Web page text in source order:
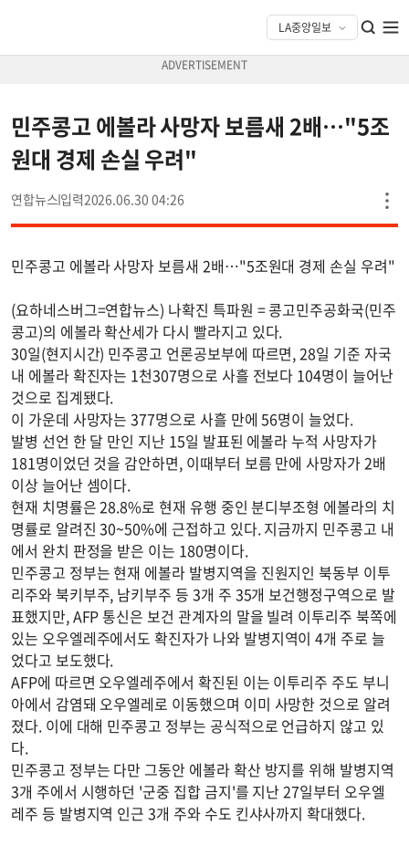
민주콩고 에볼라 사망자 보름새 2배…"5조
원대 경제 손실 우려"
연합뉴스 2026.06.30 04:26
민주콩고 에볼라 사망자 보름새 2배…"5조원대 경제 손실 우려"
(요하네스버그=연합뉴스) 나확진 특파원 = 콩고민주공화국(민주
콩고)의 에볼라 확산세가 다시 빨라지고 있다.
30일(현지시간) 민주콩고 언론공보부에 따르면, 28일 기준 자국
내 에볼라 확진자는 1천307명으로 사흘 전보다 104명이 늘어난
것으로 집계됐다.
이 가운데 사망자는 377명으로 사흘 만에 56명이 늘었다.
발병 선언 한 달 만인 지난 15일 발표된 에볼라 누적 사망자가
181명이었던 것을 감안하면, 이때부터 보름 만에 사망자가 2배
이상 늘어난 셈이다.
현재 치명률은 28.8%로 현재 유행 중인 분디부조형 에볼라의 치
명률로 알려진 30~50%에 근접하고 있다. 지금까지 민주콩고 내
에서 완치 판정을 받은 이는 180명이다.
민주콩고 정부는 현재 에볼라 발병지역을 진원지인 북동부 이투
리주와 북키부주, 남키부주 등 3개 주 35개 보건행정구역으로 발
표했지만, AFP 통신은 보건 관계자의 말을 빌려 이투리주 북쪽에
있는 오우엘레주에서도 확진자가 나와 발병지역이 4개 주로 늘
었다고 보도했다.
AFP에 따르면 오우엘레주에서 확진된 이는 이투리주 주도 부니
아에서 감염돼 오우엘레로 이동했으며 이미 사망한 것으로 알려
졌다. 이에 대해 민주콩고 정부는 공식적으로 언급하지 않고 있
다.
민주콩고 정부는 다만 그동안 에볼라 확산 방지를 위해 발병지역
3개 주에서 시행하던 '군중 집합 금지'를 지난 27일부터 오우엘
레주 등 발병지역 인근 3개 주와 수도 킨샤사까지 확대했다.